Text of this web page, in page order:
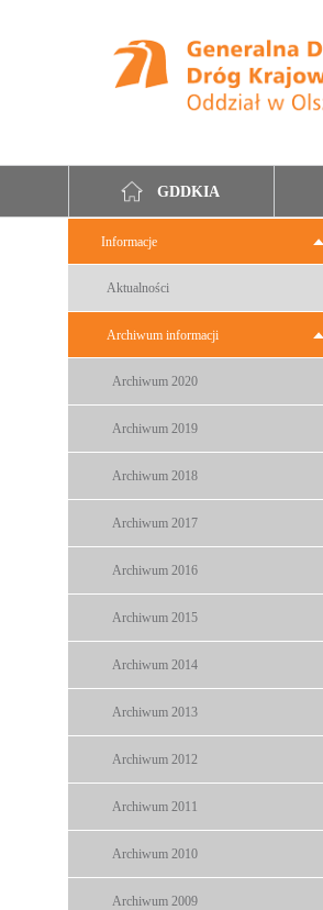
GDDKIA
Informacje
Aktualności
Archiwum informacji
Archiwum 2020
Archiwum 2019
Archiwum 2018
Archiwum 2017
Archiwum 2016
Archiwum 2015
Archiwum 2014
Archiwum 2013
Archiwum 2012
Archiwum 2011
Archiwum 2010
Archiwum 2009